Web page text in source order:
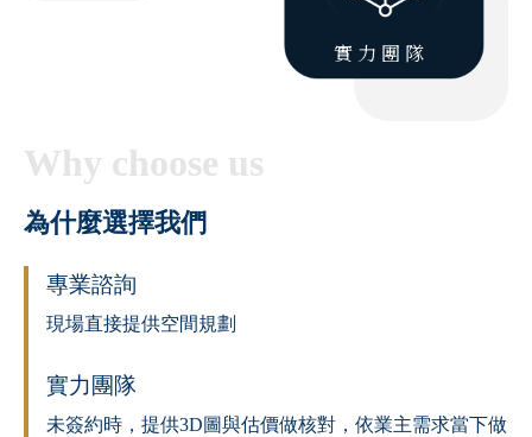
實力團隊
Why choose us
為什麼選擇我們
專業諮詢
現場直接提供空間規劃
實力團隊
未簽約時，提供3D圖與估價做核對，依業主需求當下做